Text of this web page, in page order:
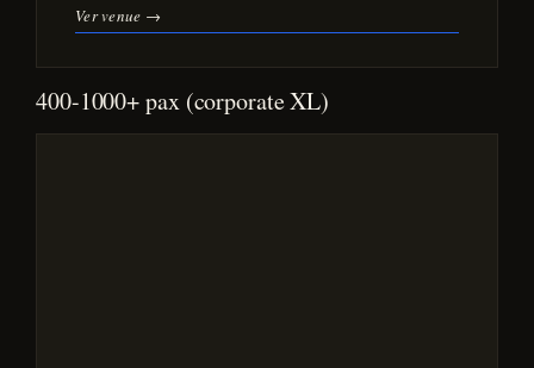
Ver venue →
400-1000+ pax (corporate XL)